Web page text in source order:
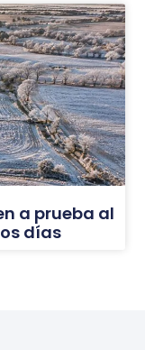
a prueba al
días